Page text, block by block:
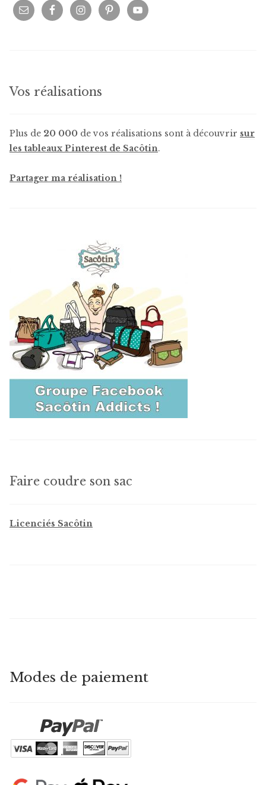
Vos réalisations
Plus de 20 000 de vos réalisations sont à découvrir sur
les tableaux Pinterest de Sacôtin.
Partager ma réalisation !
Faire coudre son sac
Licenciés Sacôtin
Modes de paiement